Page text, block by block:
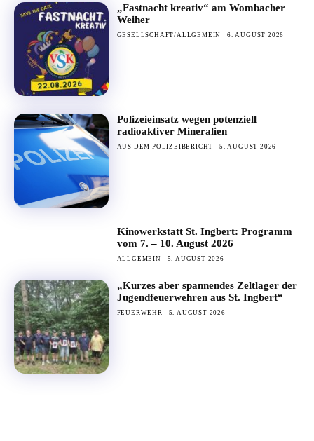
„Fastnacht kreativ“ am Wombacher
Weiher
GESELLSCHAFT/ALLGEMEIN 6. AUGUST 2026
Polizeieinsatz wegen potenziell
radioaktiver Mineralien
AUS DEM POLIZEIBERICHT 5. AUGUST 2026
Kinowerkstatt St. Ingbert: Programm
vom 7. – 10. August 2026
ALLGEMEIN 5. AUGUST 2026
„Kurzes aber spannendes Zeltlager der
Jugendfeuerwehren aus St. Ingbert“
FEUERWEHR 5. AUGUST 2026